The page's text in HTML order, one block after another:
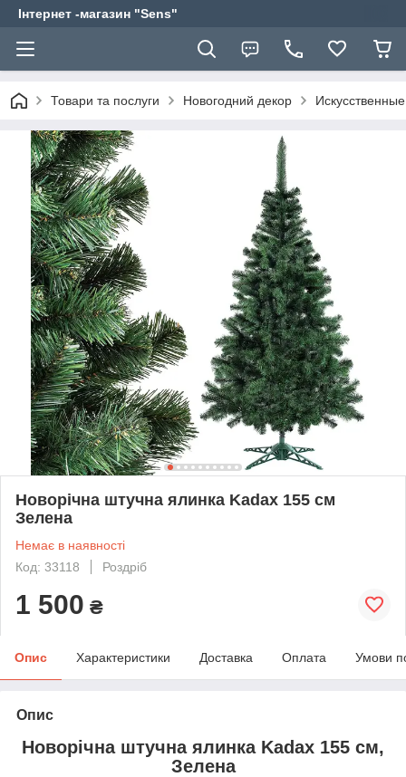
Інтернет -магазин "Sens"
Товари та послуги Новогодний декор
Новорічна штучна ялинка Kadax 155 см
Зелена
Немає в наявності
Код: 33118
Роздріб
1 500 ₴
Опис Характеристики Доставка Оплата Умови
Опис
Новорічна штучна ялинка Kadax 155 см,
Зелена